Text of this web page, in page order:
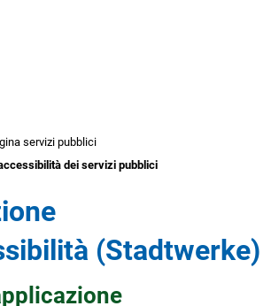
Deutsch MENÜ
servizi pubblici
dei servizi pubblici
(Stadtwerke)